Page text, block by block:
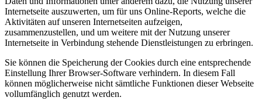
Internetseite auszuwerten, um für uns Online-Reports, welche die
Aktivitäten auf unseren Internetseiten aufzeigen,
zusammenzustellen, und um weitere mit der Nutzung unserer
Internetseite in Verbindung stehende Dienstleistungen zu erbringen.
Sie können die Speicherung der Cookies durch eine entsprechende
Einstellung Ihrer Browser-Software verhindern. In diesem Fall
können möglicherweise nicht sämtliche Funktionen dieser Webseite
vollumfänglich genutzt werden.